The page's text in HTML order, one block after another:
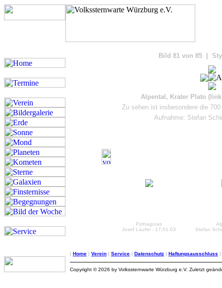
Bild 81 von 85 |
Alpental, Krater Plato
Zu sehen ist insbesondere die
Aufnahme: Stefan
Pythagoras
Josef Laufer - 17.01.03
Stefan
| Home | Verein | Service | Datenschutz | Haftungsausschluss |
Copyright © 2026 by Volkssternwarte Würzburg e.V. Zuletzt